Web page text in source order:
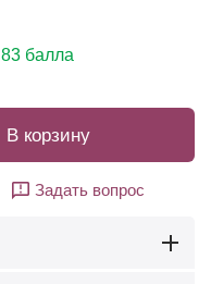
83 балла
В корзину
Задать вопрос